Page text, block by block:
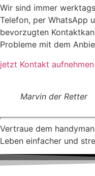
Wir sind immer
Telefon, per WhatsApp
bevorzugten
Probleme mit dem
jetzt Kontakt aufnehmen
Marvin der Retter
Vertraue dem
Leben einfacher und